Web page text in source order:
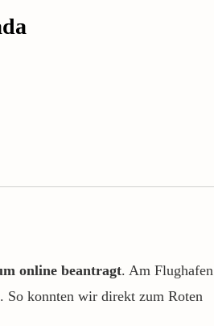
online beantragt. Am Flughafen
So konnten wir direkt zum Roten